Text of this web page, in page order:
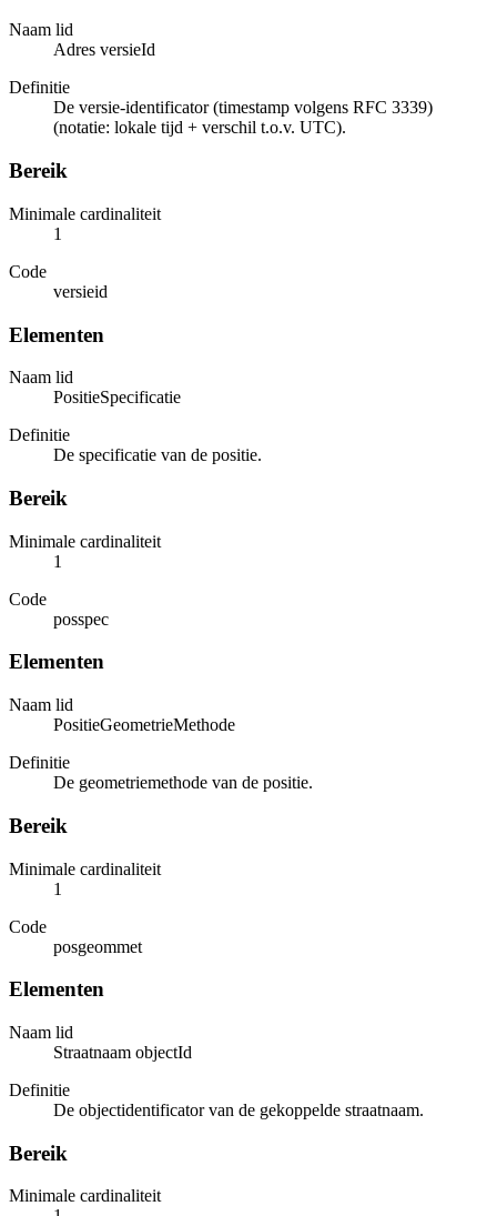
Naam lid
Adres versieId
Definitie
De versie-identificator (timestamp volgens RFC 3339)
(notatie: lokale tijd + verschil t.o.v. UTC).
Bereik
Minimale cardinaliteit
1
Code
versieid
Elementen
Naam lid
PositieSpecificatie
Definitie
De specificatie van de positie.
Bereik
Minimale cardinaliteit
1
Code
posspec
Elementen
Naam lid
PositieGeometrieMethode
Definitie
De geometriemethode van de positie.
Bereik
Minimale cardinaliteit
1
Code
posgeommet
Elementen
Naam lid
Straatnaam objectId
Definitie
De objectidentificator van de gekoppelde straatnaam.
Bereik
Minimale cardinaliteit